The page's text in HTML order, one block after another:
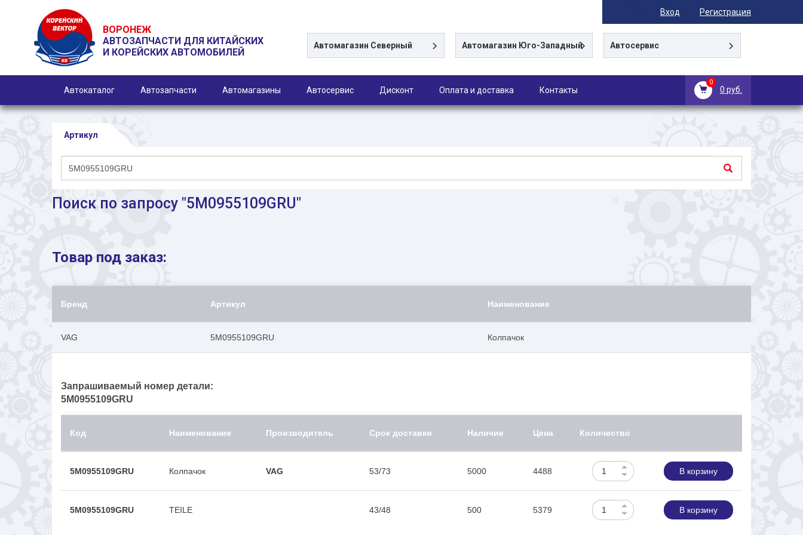
Вход Регистрация
ВОРОНЕЖ
АВТОЗАПЧАСТИ ДЛЯ КИТАЙСКИХ
И КОРЕЙСКИХ АВТОМОБИЛЕЙ
Автомагазин Северный Автомагазин Юго-Западный Автосервис
0
0 руб.
Автокаталог Автозапчасти Автомагазины Автосервис Дисконт Оплата и доставка Контакты
Артикул
Поиск по запросу "5M0955109GRU"
Товар под заказ:
Бренд Артикул Наименование
VAG 5M0955109GRU Колпачок
Запрашиваемый номер детали:
5M0955109GRU
Код Наименование Производитель Срок доставки Наличие Цена Количество
5M0955109GRU Колпачок VAG 53/73 5000 4488 В корзину
5M0955109GRU TEILE 43/48 500 5379 В корзину